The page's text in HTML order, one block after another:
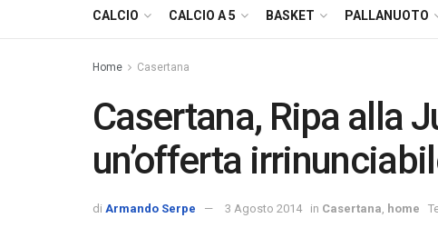
CALCIO CALCIO A 5 BASKET PALLANUOTO
Home Casertana
Casertana, Ripa alla
un’offerta
di Armando Serpe 3 Agosto 2014 in Casertana home